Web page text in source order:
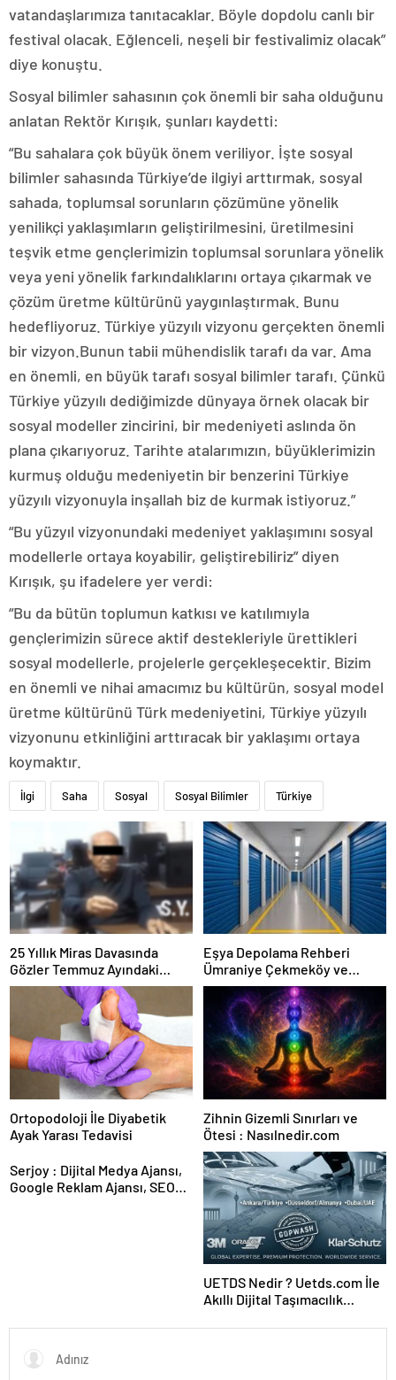
vatandaşlarımıza tanıtacaklar. Böyle dopdolu canlı bir
festival olacak. Eğlenceli, neşeli bir festivalimiz olacak”
diye konuştu.
Sosyal bilimler sahasının çok önemli bir saha olduğunu
anlatan Rektör Kırışık, şunları kaydetti:
“Bu sahalara çok büyük önem veriliyor. İşte sosyal
bilimler sahasında Türkiye’de ilgiyi arttırmak, sosyal
sahada, toplumsal sorunların çözümüne yönelik
yenilikçi yaklaşımların geliştirilmesini, üretilmesini
teşvik etme gençlerimizin toplumsal sorunlara yönelik
veya yeni yönelik farkındalıklarını ortaya çıkarmak ve
çözüm üretme kültürünü yaygınlaştırmak. Bunu
hedefliyoruz. Türkiye yüzyılı vizyonu gerçekten önemli
bir vizyon.Bunun tabii mühendislik tarafı da var. Ama
en önemli, en büyük tarafı sosyal bilimler tarafı. Çünkü
Türkiye yüzyılı dediğimizde dünyaya örnek olacak bir
sosyal modeller zincirini, bir medeniyeti aslında ön
plana çıkarıyoruz. Tarihte atalarımızın, büyüklerimizin
kurmuş olduğu medeniyetin bir benzerini Türkiye
yüzyılı vizyonuyla inşallah biz de kurmak istiyoruz.”
“Bu yüzyıl vizyonundaki medeniyet yaklaşımını sosyal
modellerle ortaya koyabilir, geliştirebiliriz” diyen
Kırışık, şu ifadelere yer verdi:
“Bu da bütün toplumun katkısı ve katılımıyla
gençlerimizin sürece aktif destekleriyle ürettikleri
sosyal modellerle, projelerle gerçekleşecektir. Bizim
en önemli ve nihai amacımız bu kültürün, sosyal model
üretme kültürünü Türk medeniyetini, Türkiye yüzyılı
vizyonunu etkinliğini arttıracak bir yaklaşımı ortaya
koymaktır.
İlgi Saha Sosyal Sosyal Bilimler Türkiye
25 Yıllık Miras Davasında
Gözler Temmuz Ayındaki
Karar Duruşmasına Çevrildi
Eşya Depolama Rehberi
Ümraniye Çekmeköy ve
Kadıköy
Ortopodoloji İle Diyabetik
Ayak Yarası Tedavisi
Zihnin Gizemli Sınırları ve
Ötesi : Nasılnedir.com
Serjoy : Dijital Medya Ajansı,
Google Reklam Ajansı, SEO
UETDS Nedir ? Uetds.com İle
Akıllı Dijital Taşımacılık